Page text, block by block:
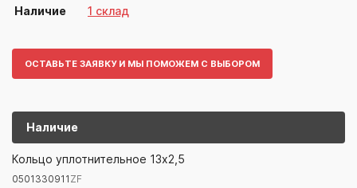
Наличие 1 склад
ОСТАВЬТЕ ЗАЯВКУ И МЫ ПОМОЖЕМ С ВЫБОРОМ
Наличие
Артикул/Бренд
0501330911ZF
Кольцо уплотнительное 13x2,5
0501330911 ZF